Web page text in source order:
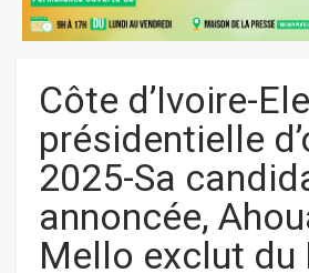
Côte d’Ivoire-
présidentielle
2025-Sa
annoncée,
Mello exclut du